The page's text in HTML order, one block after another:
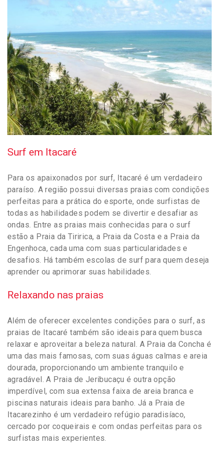
Surf em Itacaré
Para os apaixonados por surf, Itacaré é um verdadeiro
paraíso. A região possui diversas praias com condições
perfeitas para a prática do esporte, onde surfistas de
todas as habilidades podem se divertir e desafiar as
ondas. Entre as praias mais conhecidas para o surf
estão a Praia da Tiririca, a Praia da Costa e a Praia da
Engenhoca, cada uma com suas particularidades e
desafios. Há também escolas de surf para quem deseja
aprender ou aprimorar suas habilidades.
Relaxando nas praias
Além de oferecer excelentes condições para o surf, as
praias de Itacaré também são ideais para quem busca
relaxar e aproveitar a beleza natural. A Praia da Concha é
uma das mais famosas, com suas águas calmas e areia
dourada, proporcionando um ambiente tranquilo e
agradável. A Praia de Jeribucaçu é outra opção
imperdível, com sua extensa faixa de areia branca e
piscinas naturais ideais para banho. Já a Praia de
Itacarezinho é um verdadeiro refúgio paradisíaco,
cercado por coqueirais e com ondas perfeitas para os
surfistas mais experientes.